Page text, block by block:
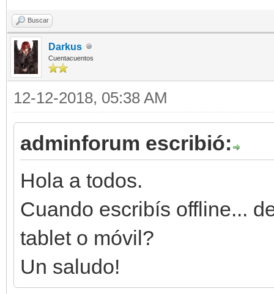
Buscar
Darkus
Cuentacuentos
12-12-2018, 05:38 AM
adminforum escribió:
Hola a todos.
Cuando escribís offline...
tablet o móvil?
Un saludo!